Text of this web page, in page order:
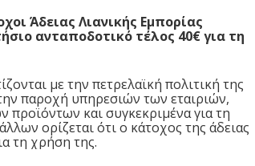
Άδειας Λιανικής Εμπορίας
ανταποδοτικό τέλος 40€ για τη
με την πετρελαϊκή πολιτική της
παροχή υπηρεσιών των εταιριών,
προϊόντων και συγκεκριμένα για τη
ορίζεται ότι ο κάτοχος της άδειας
τη χρήση της.